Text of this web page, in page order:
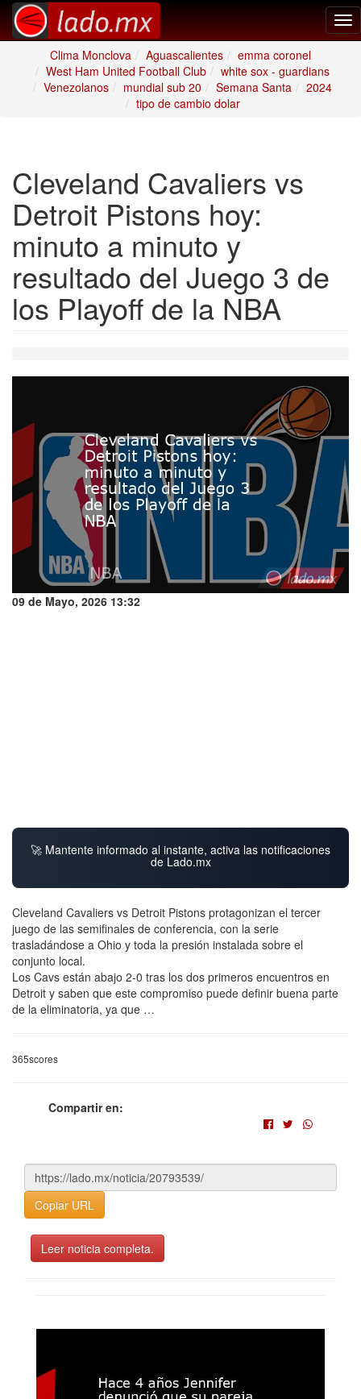
Clima Monclova
Aguascalientes
emma coronel
West Ham United Football Club
white sox - guardians
Venezolanos
mundial sub 20 Semana Santa
2024
tipo de cambio dolar
Cleveland Cavaliers vs
Detroit Pistons hoy:
minuto a minuto y
resultado del Juego 3 de
los Playoff de la NBA
09 de Mayo, 2026 13:32
🚀 Mantente informado al instante, activa las notificaciones
de Lado.mx
Cleveland Cavaliers vs Detroit Pistons protagonizan el tercer
juego de las semifinales de conferencia, con la serie
trasladándose a Ohio y toda la presión instalada sobre el
conjunto local.
Los Cavs están abajo 2-0 tras los dos primeros encuentros en
Detroit y saben que este compromiso puede definir buena parte
de la eliminatoria, ya que …
365scores
Compartir en:
Copiar URL
Leer noticia completa.